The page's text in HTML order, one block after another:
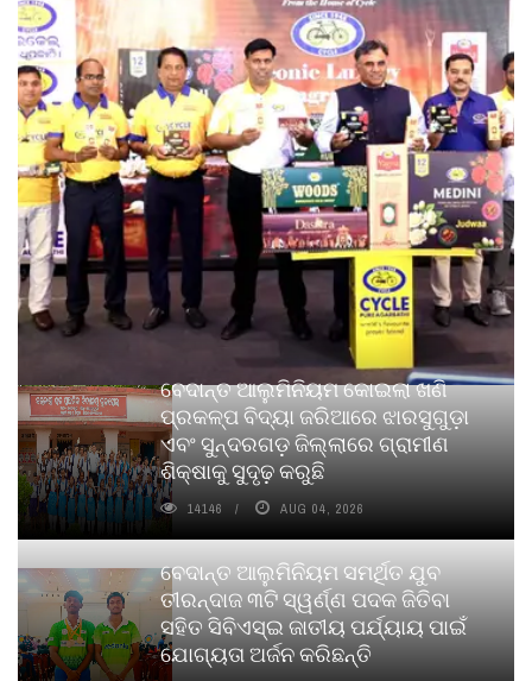
ବେଦାନ୍ତ ଆଲୁମିନିୟମ କୋଇଲା ଖଣି
ପ୍ରକଳ୍ପ ବିଦ୍ୟା ଜରିଆରେ ଝାରସୁଗୁଡ଼ା
ଏବଂ ସୁନ୍ଦରଗଡ଼ ଜିଲ୍ଲାରେ ଗ୍ରାମୀଣ
ଶିକ୍ଷାକୁ ସୁଦୃଢ଼ କରୁଛି
14146 AUG 04, 2026
ବେଦାନ୍ତ ଆଲୁମିନିୟମ ସମର୍ଥିତ ଯୁବ
ତୀରନ୍ଦାଜ ୩ଟି ସ୍ୱର୍ଣ୍ଣ ପଦକ ଜିତିବା
ସହିତ ସିବିଏସ୍ଇ ଜାତୀୟ ପର୍ଯ୍ୟାୟ ପାଇଁ
ଯୋଗ୍ୟତା ଅର୍ଜନ କରିଛନ୍ତି